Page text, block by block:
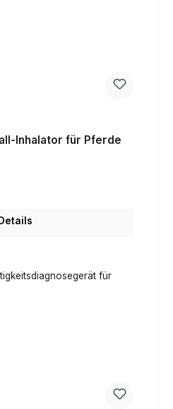
Inhalator für Pferde